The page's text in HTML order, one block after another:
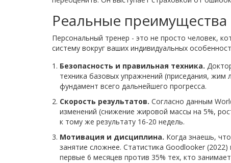
Реальные
Персональный тренер - это не просто человек,
систему вокруг ваших индивидуальных
Безопасность и правильная техника.
техника базовых упражнений (приседания,
фундамент всего дальнейшего прогресса.
Скорость результатов. Согласно данным
изменений (снижение жировой массы на 5%,
к тому же результату 16-20 недель.
Мотивация и дисциплина. Когда знаешь,
занятие сложнее. Статистика Goodlooker
первые 6 месяцев против 35% тех, кто